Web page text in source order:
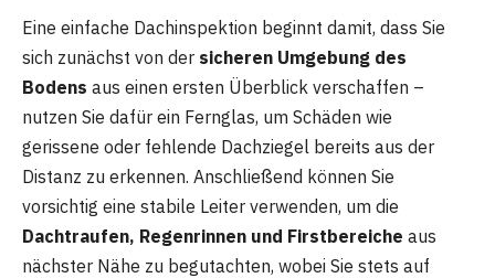
Eine einfache Dachinspektion beginnt damit, dass Sie
sich zunächst von der sicheren Umgebung des
Bodens aus einen ersten Überblick verschaffen –
nutzen Sie dafür ein Fernglas, um Schäden wie
gerissene oder fehlende Dachziegel bereits aus der
Distanz zu erkennen. Anschließend können Sie
vorsichtig eine stabile Leiter verwenden, um die
Dachtraufen, Regenrinnen und Firstbereiche aus
nächster Nähe zu begutachten, wobei Sie stets auf